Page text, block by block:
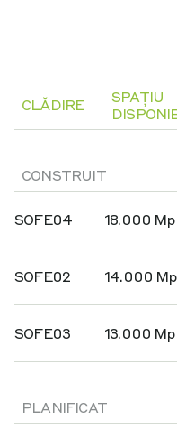
CLĂDIRE
SPAȚIU
CONSTRUIT
SOFE04 18.000 Mp
SOFE02 14.000 Mp
SOFE03 13.000 Mp
PLANIFICAT